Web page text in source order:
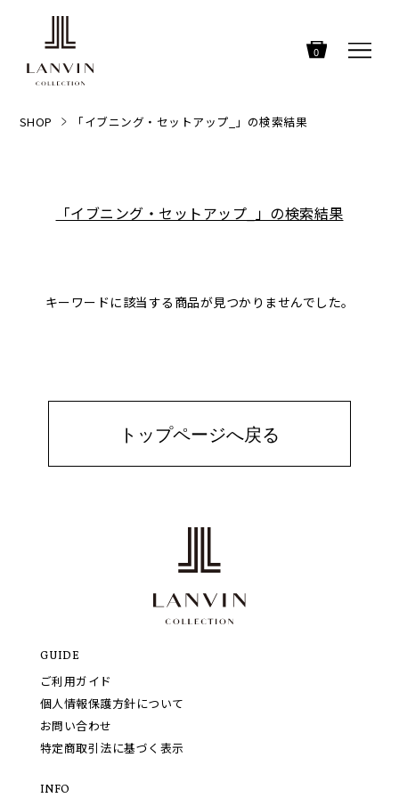
0
SHOP 「イブニング・セットアップ_」の検索結果
「イブニング・セットアップ_」の検索結果
キーワードに該当する商品が見つかりませんでした。
トップページへ戻る
GUIDE
ご利用ガイド
個人情報保護方針について
お問い合わせ
特定商取引法に基づく表示
INFO